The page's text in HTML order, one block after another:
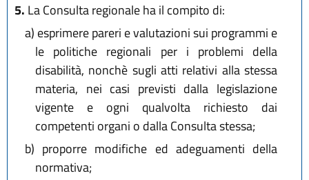
5. La Consulta regionale ha il compito di:
a) esprimere pareri e valutazioni sui programmi e
le politiche regionali per i problemi della
disabilità, nonchè sugli atti relativi alla stessa
materia, nei casi previsti dalla legislazione
vigente e ogni qualvolta richiesto dai
competenti organi o dalla Consulta stessa;
b) proporre modifiche ed adeguamenti della
normativa;